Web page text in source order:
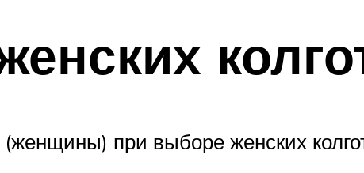
при выборе женских